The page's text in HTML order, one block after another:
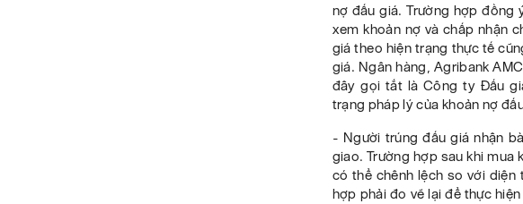
nợ đấu giá. Trường hợp đồng
xem khoản nợ và chấp nhận
giá theo hiện trạng thực tế
giá. Ngân hàng, Agribank
đây gọi tắt là Công ty Đấu
trạng pháp lý của khoản nợ
- Người trúng đấu giá nhận
giao. Trường hợp sau khi mua
có thể chênh lệch so với diện
hợp phải đo vẽ lại để thực